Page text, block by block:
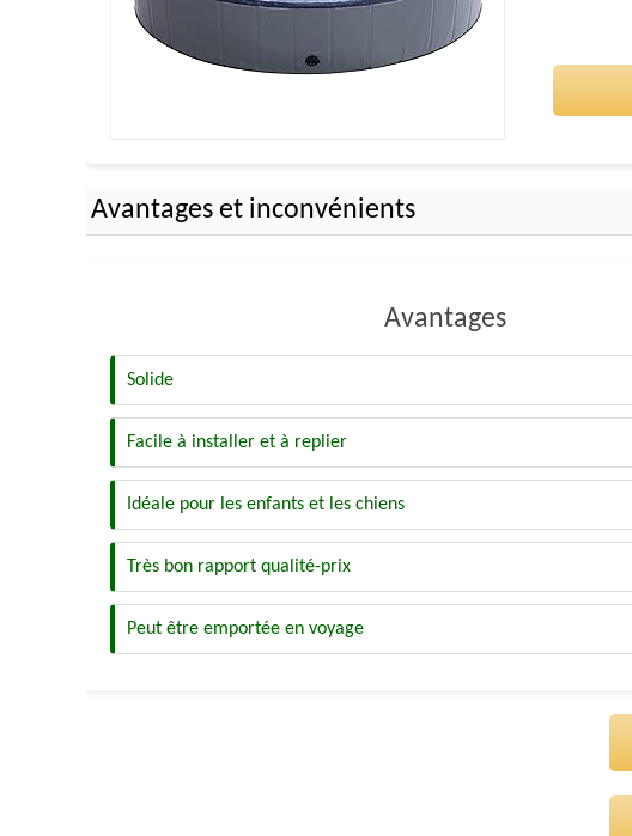
Avantages et inconvénients
Avantages
Solide
Facile à installer et à replier
Idéale pour les enfants et les chiens
Très bon rapport qualité-prix
Peut être emportée en voyage